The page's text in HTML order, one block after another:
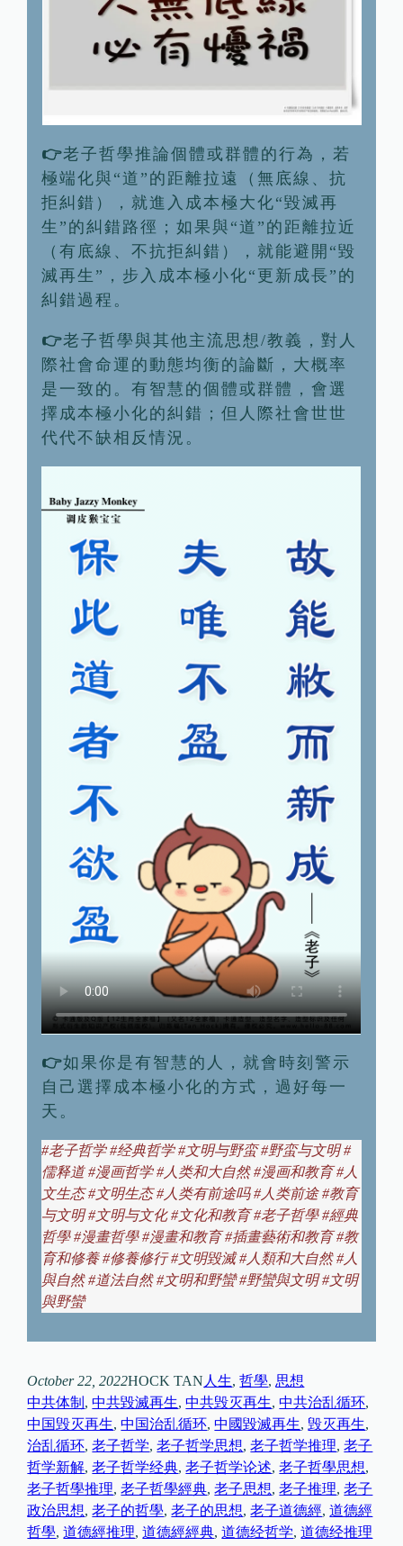
👉老子哲學推論個體或群體的行為，若
極端化與“道”的距離拉遠（無底線、抗
拒糾錯），就進入成本極大化“毀滅再
生”的糾錯路徑；如果與“道”的距離拉近
（有底線、不抗拒糾錯），就能避開“毀
滅再生”，步入成本極小化“更新成長”的
糾錯過程。
👉老子哲學與其他主流思想/教義，對人
際社會命運的動態均衡的論斷，大概率
是一致的。有智慧的個體或群體，會選
擇成本極小化的糾錯；但人際社會世世
代代不缺相反情況。
👉如果你是有智慧的人，就會時刻警示
自己選擇成本極小化的方式，過好每一
天。
#老子哲学#经典哲学#文明与野蛮#野蛮与文明#
儒释道#漫画哲学#人类和大自然#漫画和教育#人
文生态#文明生态#人类有前途吗#人类前途#教育
与文明#文明与文化#文化和教育 #老子哲學#經典
哲學#漫畫哲學#漫畫和教育 #插畫藝術和教育 #教
育和修養#修養修行#文明毀滅#人類和大自然#人
與自然#道法自然#文明和野蠻#野蠻與文明#文明
與野蠻
October 22, 2022HOCK TAN人生, 哲學, 思想
中共体制 , 中共毀滅再生, 中共毁灭再生, 中共治乱循环
中国毁灭再生, 中国治乱循环, 中國毀滅再生, 毁灭再生
治乱循环, 老子哲学, 老子哲学思想, 老子哲学推理, 老子
哲学新解, 老子哲学经典, 老子哲学论述, 老子哲學思想
老子哲學推理, 老子哲學經典, 老子思想, 老子推理, 老子
政治思想, 老子的哲學, 老子的思想, 老子道德經, 道德經
哲學, 道德經推理, 道德經經典, 道德经哲学, 道德经推理